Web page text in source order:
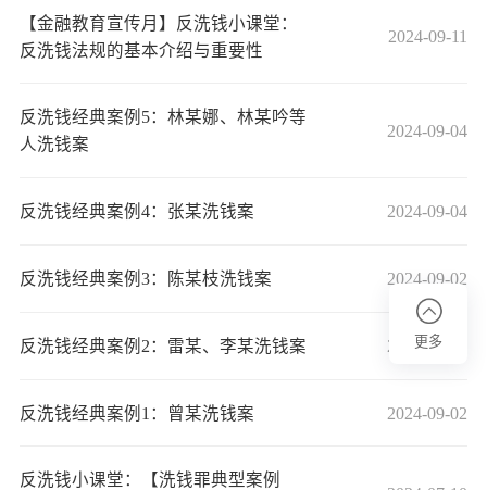
【金融教育宣传月】反洗钱小课堂：
反洗钱法规的基本介绍与重要性
2024-09-11
反洗钱经典案例5：林某娜、林某吟等
人洗钱案
2024-09-04
反洗钱经典案例4：张某洗钱案 2024-09-04
反洗钱经典案例3：陈某枝洗钱案 2024-09-02
反洗钱经典案例2：雷某、李某洗钱案 2024-09-02
反洗钱经典案例1：曾某洗钱案 2024-09-02
反洗钱小课堂：【洗钱罪典型案例
更多